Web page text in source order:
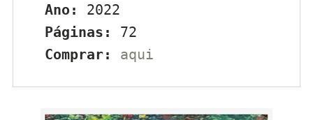
Ano:
2022
Páginas:
72
Comprar:
aqui